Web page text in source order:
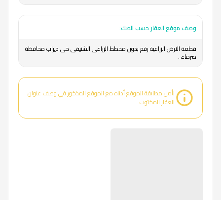
وصف موقع العقار حسب الصك:
قطعة الارض الزراعية رقم بدون مخطط الزراعى الشنيفى حى ديراب محافظة
ضرماء .
نأمل مطابقة الموقع أدناه مع الموقع المذكور في وصف عنوان
العقار المكتوب